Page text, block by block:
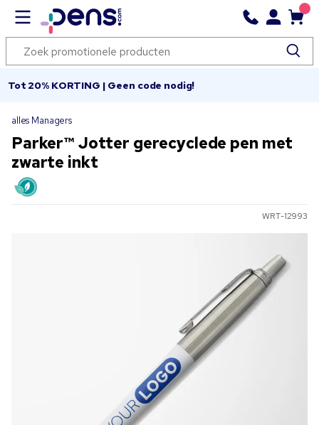
Tot 20% KORTING | Geen code nodig!
alles Managers
Parker™ Jotter gerecyclede pen met
zwarte inkt
WRT-12993